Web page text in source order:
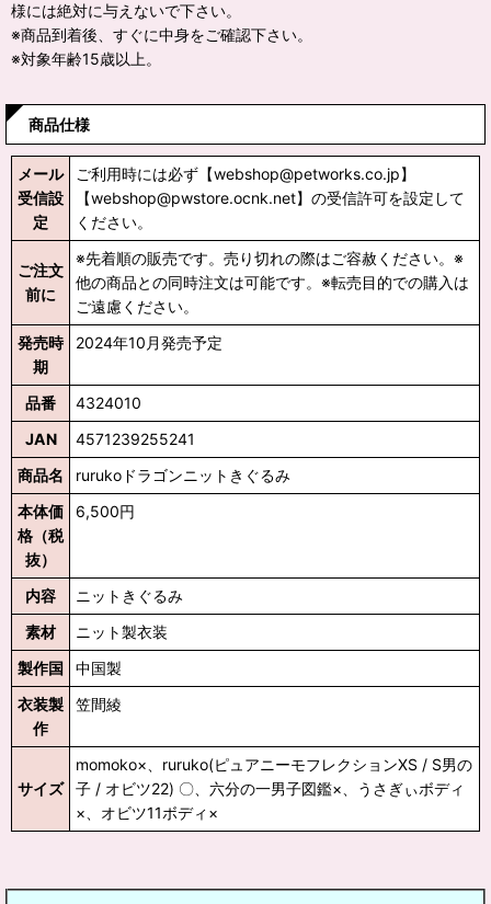
様には絶対に与えないで下さい。
※商品到着後、すぐに中身をご確認下さい。
※対象年齢15歳以上。
商品仕様
メール
受信設
定
ご利用時には必ず【webshop@petworks.co.jp】
【webshop@pwstore.ocnk.net】の受信許可を設定して
ください。
ご注文
前に
※先着順の販売です。売り切れの際はご容赦ください。※
他の商品との同時注文は可能です。※転売目的での購入は
ご遠慮ください。
発売時
期
2024年10月発売予定
品番
4324010
JAN
4571239255241
商品名
rurukoドラゴンニットきぐるみ
本体価
格（税
抜）
6,500円
内容
ニットきぐるみ
素材
ニット製衣装
製作国
中国製
衣装製
作
笠間綾
サイズ
momoko×、ruruko(ピュアニーモフレクションXS / S男の
子 / オビツ22) 〇、六分の一男子図鑑×、うさぎぃボディ
×、オビツ11ボディ×